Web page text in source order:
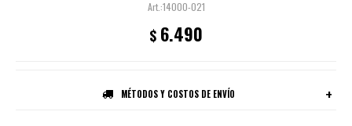
14000-021
$ 6.490
MÉTODOS Y COSTOS DE ENVÍO